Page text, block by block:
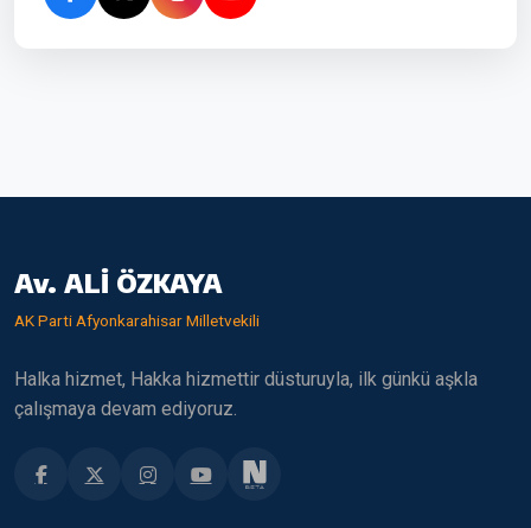
Av. ALİ ÖZKAYA
AK Parti Afyonkarahisar Milletvekili
Halka hizmet, Hakka hizmettir düsturuyla, ilk günkü aşkla
çalışmaya devam ediyoruz.